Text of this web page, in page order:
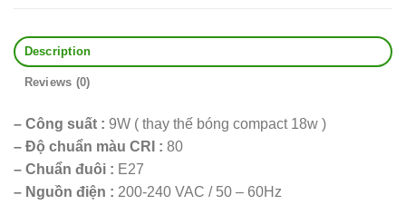
Description
Reviews (0)
– Công suất : 9W ( thay thế bóng compact 18w )
– Độ chuẩn màu CRI : 80
– Chuẩn đuôi : E27
– Nguồn điện : 200-240 VAC / 50 – 60Hz